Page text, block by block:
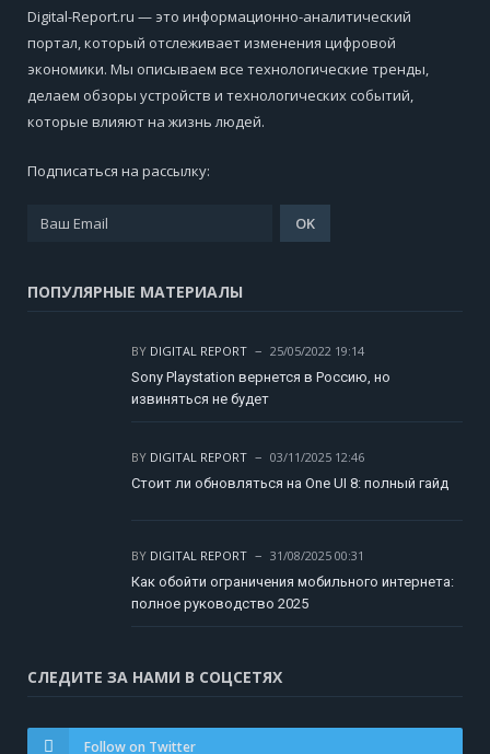
Digital-Report.ru — это информационно-аналитический
портал, который отслеживает изменения цифровой
экономики. Мы описываем все технологические тренды,
делаем обзоры устройств и технологических событий,
которые влияют на жизнь людей.
Подписаться на рассылку:
ПОПУЛЯРНЫЕ МАТЕРИАЛЫ
BY DIGITAL REPORT
25/05/2022 19:14
Sony Playstation вернется в Россию, но
извиняться не будет
BY DIGITAL REPORT
03/11/2025 12:46
Стоит ли обновляться на One UI 8: полный гайд
BY DIGITAL REPORT
31/08/2025 00:31
Как обойти ограничения мобильного интернета:
полное руководство 2025
СЛЕДИТЕ ЗА НАМИ В СОЦСЕТЯХ
Follow on Twitter